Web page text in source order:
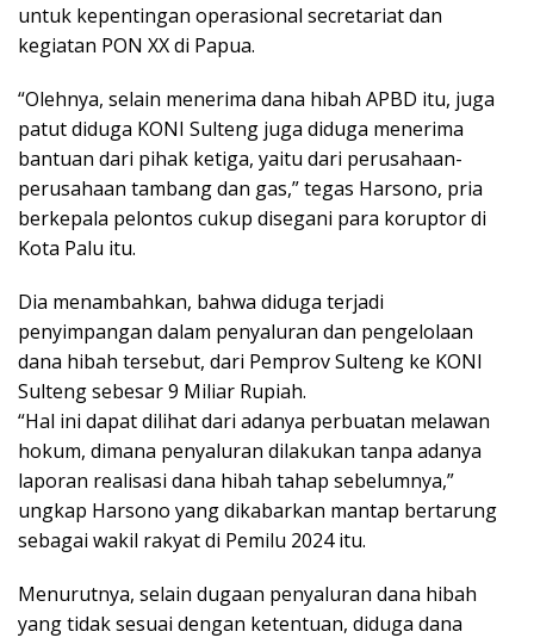
untuk kepentingan operasional secretariat dan
kegiatan PON XX di Papua.
“Olehnya, selain menerima dana hibah APBD itu, juga
patut diduga KONI Sulteng juga diduga menerima
bantuan dari pihak ketiga, yaitu dari perusahaan-
perusahaan tambang dan gas,” tegas Harsono, pria
berkepala pelontos cukup disegani para koruptor di
Kota Palu itu.
Dia menambahkan, bahwa diduga terjadi
penyimpangan dalam penyaluran dan pengelolaan
dana hibah tersebut, dari Pemprov Sulteng ke KONI
Sulteng sebesar 9 Miliar Rupiah.
“Hal ini dapat dilihat dari adanya perbuatan melawan
hokum, dimana penyaluran dilakukan tanpa adanya
laporan realisasi dana hibah tahap sebelumnya,”
ungkap Harsono yang dikabarkan mantap bertarung
sebagai wakil rakyat di Pemilu 2024 itu.
Menurutnya, selain dugaan penyaluran dana hibah
yang tidak sesuai dengan ketentuan, diduga dana